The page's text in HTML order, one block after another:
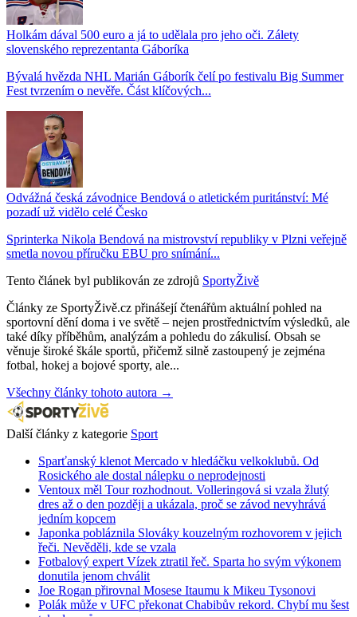
Holkám dával 500 euro a já to udělala pro jeho oči. Zálety
slovenského reprezentanta Gáboríka
Bývalá hvězda NHL Marián Gáborík čelí po festivalu Big Summer
Fest tvrzením o nevěře. Část klíčových...
Odvážná česká závodnice Bendová o atletickém puritánství: Mé
pozadí už vidělo celé Česko
Sprinterka Nikola Bendová na mistrovství republiky v Plzni veřejně
smetla novou příručku EBU pro snímání...
Tento článek byl publikován ze zdrojů SportyŽivě
Články ze SportyŽivě.cz přinášejí čtenářům aktuální pohled na
sportovní dění doma i ve světě – nejen prostřednictvím výsledků, ale
také díky příběhům, analýzám a pohledu do zákulisí. Obsah se
věnuje široké škále sportů, přičemž silně zastoupený je zejména
fotbal, hokej a bojové sporty, ale...
Všechny články tohoto autora →
Další články z kategorie Sport
Sparťanský klenot Mercado v hledáčku velkoklubů. Od
Rosického ale dostal nálepku o neprodejnosti
Ventoux měl Tour rozhodnout. Volleringová si vzala žlutý
dres až o den později a ukázala, proč se závod nevyhrává
jedním kopcem
Japonka pobláznila Slováky kouzelným rozhovorem v jejich
řeči. Nevěděli, kde se vzala
Fotbalový expert Vízek ztratil řeč. Sparta ho svým výkonem
donutila jenom chválit
Joe Rogan přirovnal Mosese Itaumu k Mikeu Tysonovi
Polák může v UFC překonat Chabibův rekord. Chybí mu šest